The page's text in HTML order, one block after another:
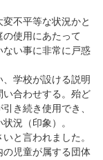
不平等な状況かと
使用にあたって
い事に非常に戸惑
学校が設ける説明
合わせする。殆ど
き続き使用でき、
況（印象）。
と言われました。
児童が属する団体